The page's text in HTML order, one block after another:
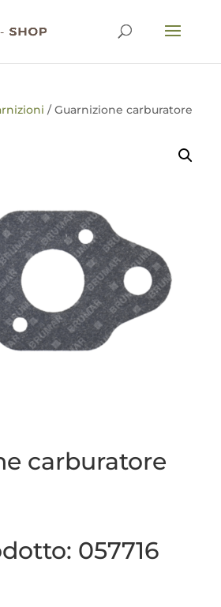
/ Guarnizione carburatore
carburatore
057716